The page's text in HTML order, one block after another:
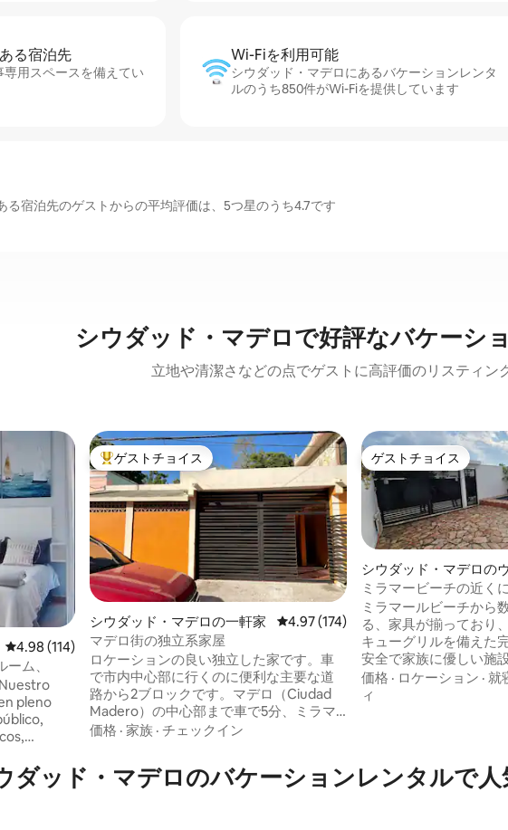
る宿⁠泊⁠先
用スペースを備えてい
Wi-Fiを利⁠用⁠可⁠能
シウダッド・マデロにあるバケーションレンタ
ルのうち850件がWi-Fiを提供しています
る宿泊先のゲストからの平均評価は、5つ星のうち4.7です
シウダッド・マデロで好評なバケーシ
立地や清潔さなどの点でゲストに高評価のリスティン
レビュー114件、5つ星中4.98つ星の平均評価
4.98 (114)
ム、
pleno
somos
en la
en
大好評のゲストチョイスです。
ゲストチョイス
シウダッド・マデロの一軒家 レビュー174件、5つ星中4.97つ星の
4.97 (174)
マデロ街の独立系家屋
ロケーションの良い独立した家です。車
で市内中心部に行くのに便利な主要な道
路から2ブロックです。マデロ（Ciudad
Madero）の中心部まで車で5分、ミラマ
ル（Miramar）ビーチまで15分、タンピコ
です。屋根付きガレージ、フルバスルー
価格 · 家族 · チェックイン
ゲストチョイス
ゲストチョイス
シウダッド・マデロの
ミラマービーチの近く
るまるまる貸切
ミラマールビーチから
る、家具が揃っており
キューグリルを備えた
安全で家族に優しい施
暇を過ごせます。
ネットスマートテレビ
ドと専用バスルームを
ドルーム、ダブルベッ
価格 · ロケーション · 就
ィ
ダッド・マデロのバケーションレンタルで